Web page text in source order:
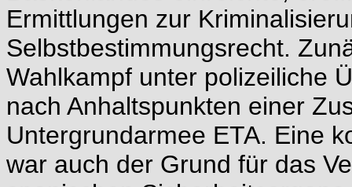
Ermittlungen zur
Selbstbestimmungsrecht.
Wahlkampf unter polizeiliche
nach Anhaltspunkten einer
Untergrundarmee ETA. Eine
war auch der Grund für das